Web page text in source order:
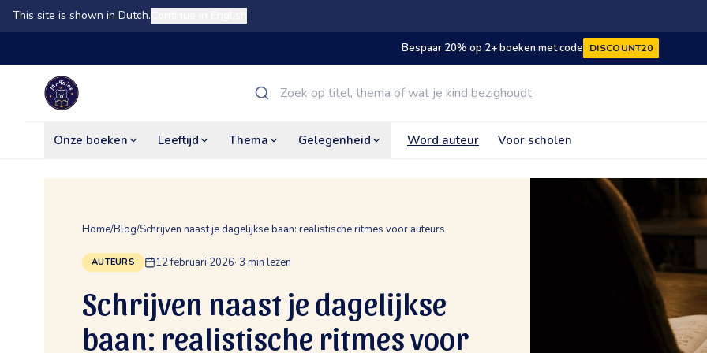
This site is shown in Dutch.
Bespaar 20% op 2+ boeken met code DISCOUNT20
Onze boeken Leeftijd Thema Gelegenheid Word auteur Voor scholen
Home/Blog/Schrijven naast je dagelijkse baan: realistische ritmes voor auteurs
AUTEURS 12 februari 2026· 3 min lezen
Schrijven naast je dagelijkse
baan: realistische ritmes voor